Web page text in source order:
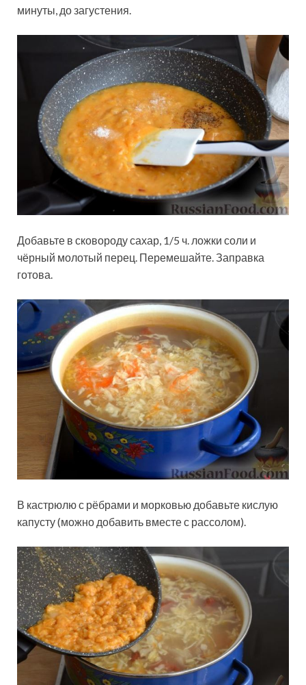
минуты, до загустения.
Добавьте в сковороду сахар, 1/5 ч. ложки соли и
чёрный молотый перец. Перемешайте. Заправка
готова.
В кастрюлю с рёбрами и морковью добавьте кислую
капусту (можно добавить вместе с рассолом).